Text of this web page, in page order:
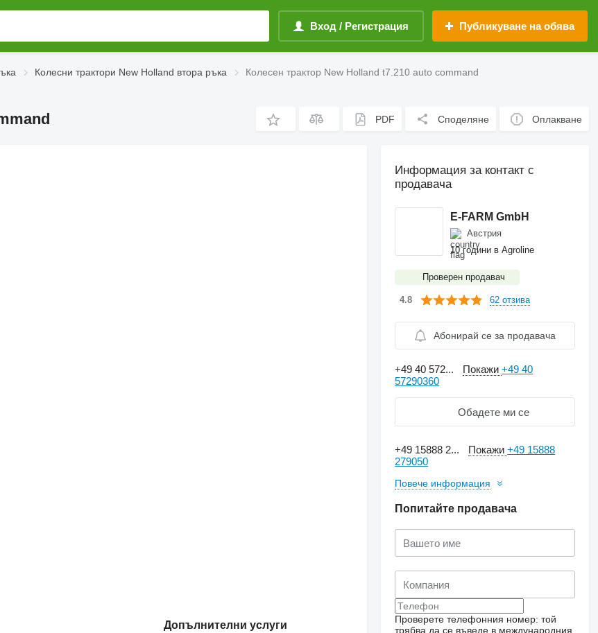
Вход / Регистрация Публикуване на обява
Колесни трактори New Holland втора ръка Колесен трактор New Holland t7.210 auto command
PDF Споделяне Оплакване
Допълнителни услуги
Информация за контакт с
продавача
E-FARM GmbH
Австрия
10 години в Agroline
Проверен продавач
4.8 62 отзива
Абонирай се за продавача
+49 40 572... Покажи+49 40
57290360
Обадете ми се
+49 15888 2... Покажи+49 15888
279050
Повече информация
Попитайте продавача
Проверете телефонния номер: той
трябва да се въведе в международния